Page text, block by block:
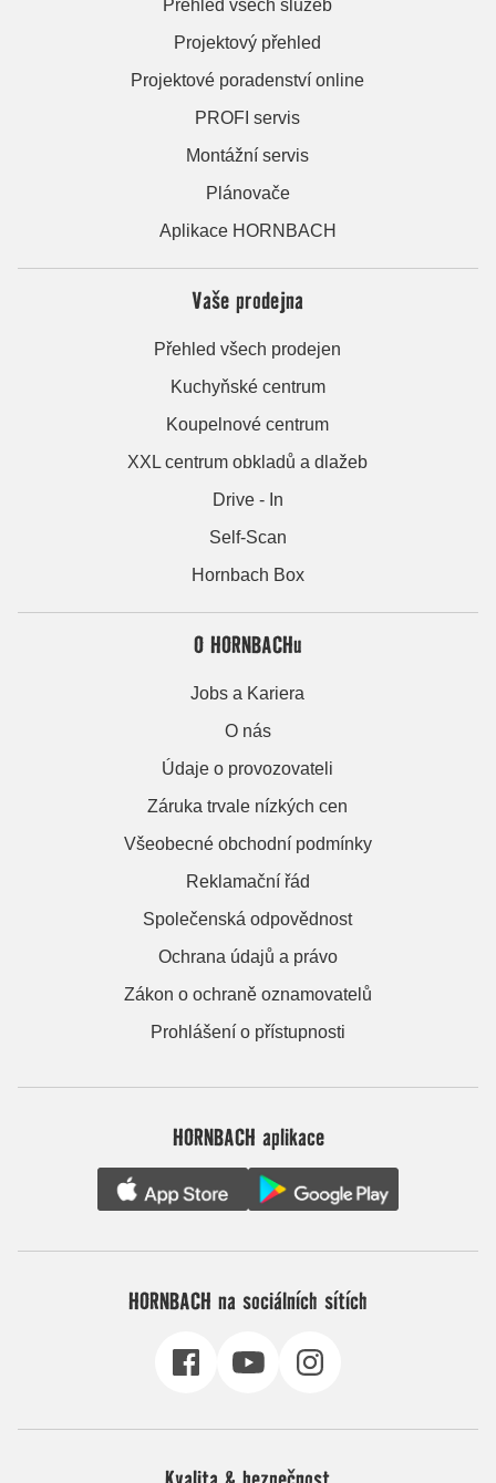
Přehled všech služeb
Projektový přehled
Projektové poradenství online
PROFI servis
Montážní servis
Plánovače
Aplikace HORNBACH
Vaše prodejna
Přehled všech prodejen
Kuchyňské centrum
Koupelnové centrum
XXL centrum obkladů a dlažeb
Drive - In
Self-Scan
Hornbach Box
O HORNBACHu
Jobs a Kariera
O nás
Údaje o provozovateli
Záruka trvale nízkých cen
Všeobecné obchodní podmínky
Reklamační řád
Společenská odpovědnost
Ochrana údajů a právo
Zákon o ochraně oznamovatelů
Prohlášení o přístupnosti
HORNBACH aplikace
HORNBACH na sociálních sítích